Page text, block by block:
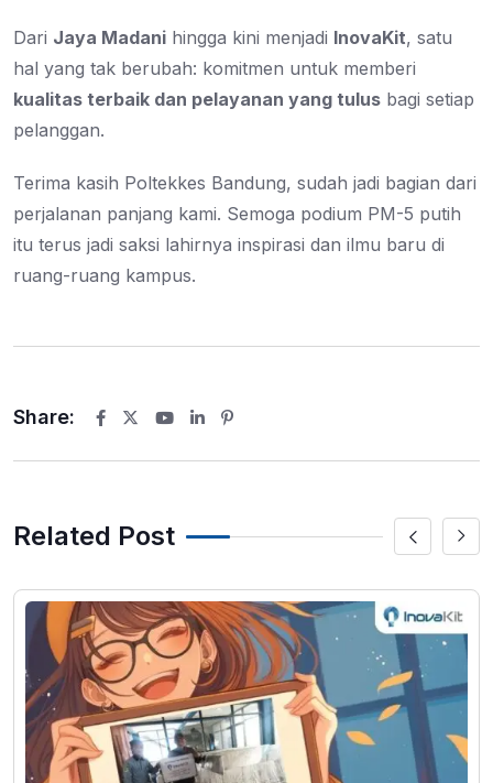
Dari Jaya Madani hingga kini menjadi InovaKit, satu
hal yang tak berubah: komitmen untuk memberi
kualitas terbaik dan pelayanan yang tulus bagi setiap
pelanggan.
Terima kasih Poltekkes Bandung, sudah jadi bagian dari
perjalanan panjang kami. Semoga podium PM-5 putih
itu terus jadi saksi lahirnya inspirasi dan ilmu baru di
ruang-ruang kampus.
Share:
Youtube
LinkedIn
Related Post